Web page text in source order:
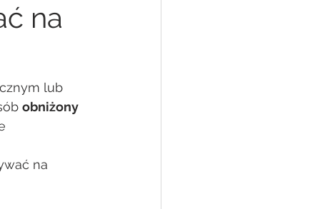
na
obniżony
na